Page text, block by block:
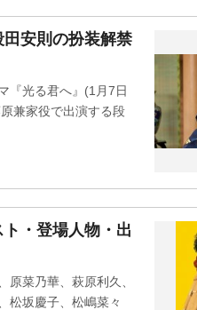
安則の扮装解禁
『光る君へ』(1月7日
兼家役で出演する段
・登場人物・出
原菜乃華、萩原利久、
松坂慶子、松嶋菜々